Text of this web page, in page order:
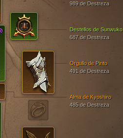
989 de Destreza
Orgullo de Pinto
491 de Destreza
Alma de Kyoshiro
485 de Destreza
Destellos de Sunwuko
687 de Destreza